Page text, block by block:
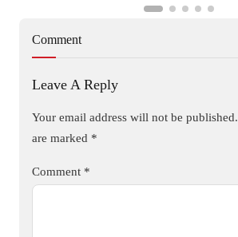
Comment
Leave A Reply
Your email address will not be published.
are marked *
Comment *